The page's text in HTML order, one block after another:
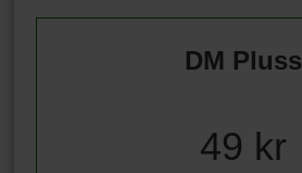
DM Pluss
49 kr